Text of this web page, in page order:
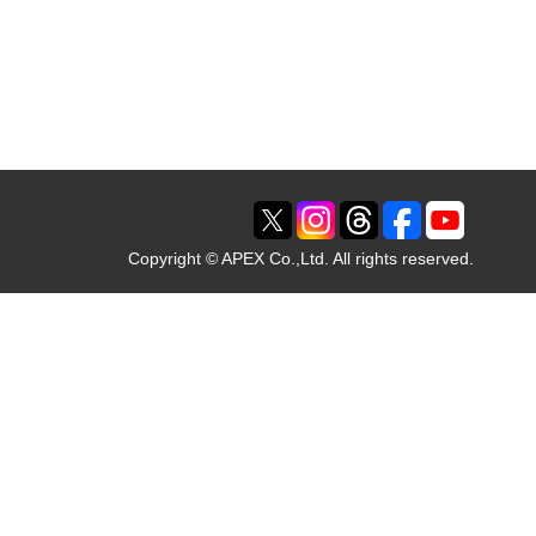
Copyright © APEX Co.,Ltd. All rights reserved.